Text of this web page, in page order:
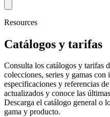
Resources
Catálogos y tarifas
Consulta los catálogos y tarifas
colecciones, series y gamas
especificaciones y referencias
actualizados y conoce las
Descarga el catálogo general o
gama y producto.